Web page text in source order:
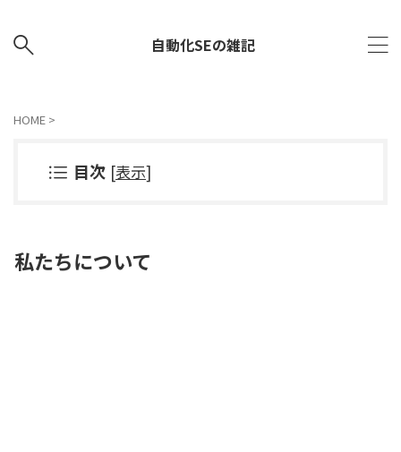
自動化SEの雑記
HOME >
目次 [表示]
私たちについて